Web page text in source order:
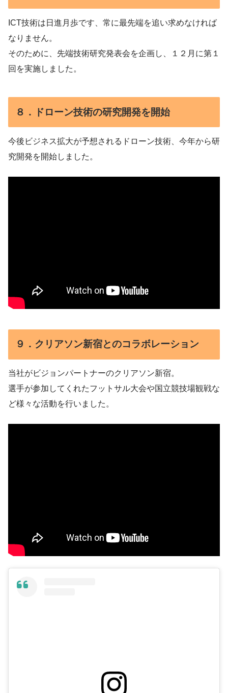
ICT技術は日進月歩です、常に最先端を追い求めなければ
なりません。
そのために、先端技術研究発表会を企画し、１２月に第１
回を実施しました。
８．ドローン技術の研究開発を開始
今後ビジネス拡大が予想されるドローン技術、今年から研
究開発を開始しました。
９．クリアソン新宿とのコラボレーション
当社がビジョンパートナーのクリアソン新宿。
選手が参加してくれたフットサル大会や国立競技場観戦な
ど様々な活動を行いました。